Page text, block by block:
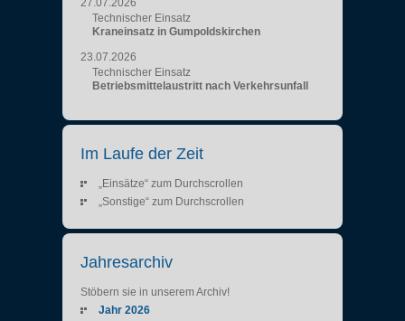
27.07.2026
Technischer Einsatz
Kraneinsatz in Gumpoldskirchen
23.07.2026
Technischer Einsatz
Betriebsmittelaustritt nach Verkehrsunfall
Im Laufe der Zeit
„Einsätze“ zum Durchscrollen
„Sonstige“ zum Durchscrollen
Jahresarchiv
Stöbern sie in unserem Archiv!
Jahr 2026